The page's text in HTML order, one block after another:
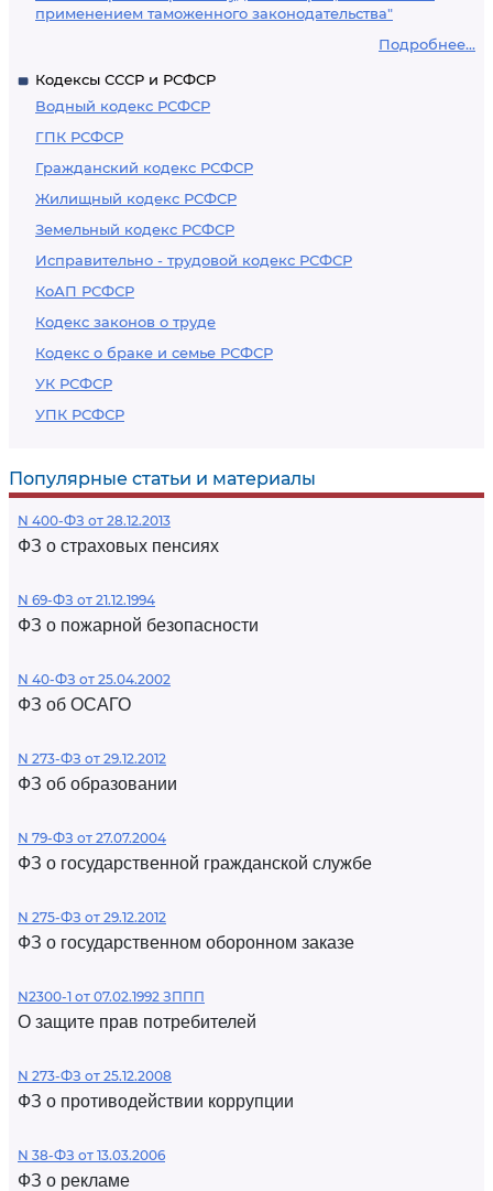
применением таможенного законодательства"
Подробнее...
Кодексы СССР и РСФСР
Водный кодекс РСФСР
ГПК РСФСР
Гражданский кодекс РСФСР
Жилищный кодекс РСФСР
Земельный кодекс РСФСР
Исправительно - трудовой кодекс РСФСР
КоАП РСФСР
Кодекс законов о труде
Кодекс о браке и семье РСФСР
УК РСФСР
УПК РСФСР
Популярные статьи и материалы
N 400-ФЗ от 28.12.2013
ФЗ о страховых пенсиях
N 69-ФЗ от 21.12.1994
ФЗ о пожарной безопасности
N 40-ФЗ от 25.04.2002
ФЗ об ОСАГО
N 273-ФЗ от 29.12.2012
ФЗ об образовании
N 79-ФЗ от 27.07.2004
ФЗ о государственной гражданской службе
N 275-ФЗ от 29.12.2012
ФЗ о государственном оборонном заказе
N2300-1 от 07.02.1992 ЗППП
О защите прав потребителей
N 273-ФЗ от 25.12.2008
ФЗ о противодействии коррупции
N 38-ФЗ от 13.03.2006
ФЗ о рекламе